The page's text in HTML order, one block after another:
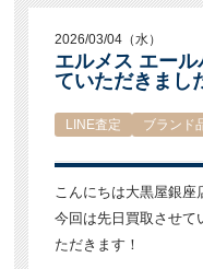
2026/03/04（水）
エルメス エー
ていただきまし
LINE査定 ブランド
こんにちは大黒屋銀座
今回は先日買取させて
ただきます！